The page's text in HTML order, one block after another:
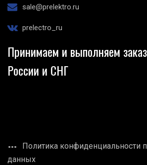
sale@prelektro.ru
prelectro_ru
Принимаем и выполняем
России и СНГ
Политика конфиденциальности
данных